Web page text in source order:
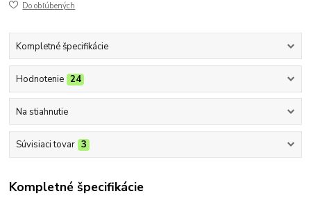
Do obľúbených
Kompletné špecifikácie
Hodnotenie 24
Na stiahnutie
Súvisiaci tovar 3
Kompletné špecifikácie